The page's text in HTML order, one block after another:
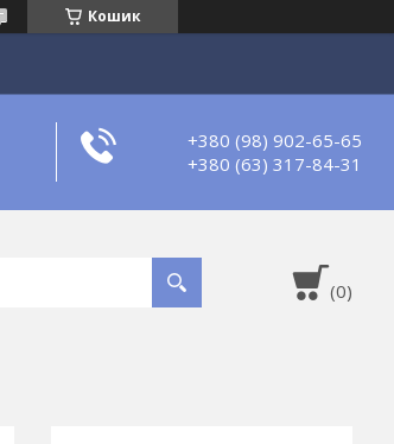
Кошик
+380 (98) 902-65-65
+380 (63) 317-84-31